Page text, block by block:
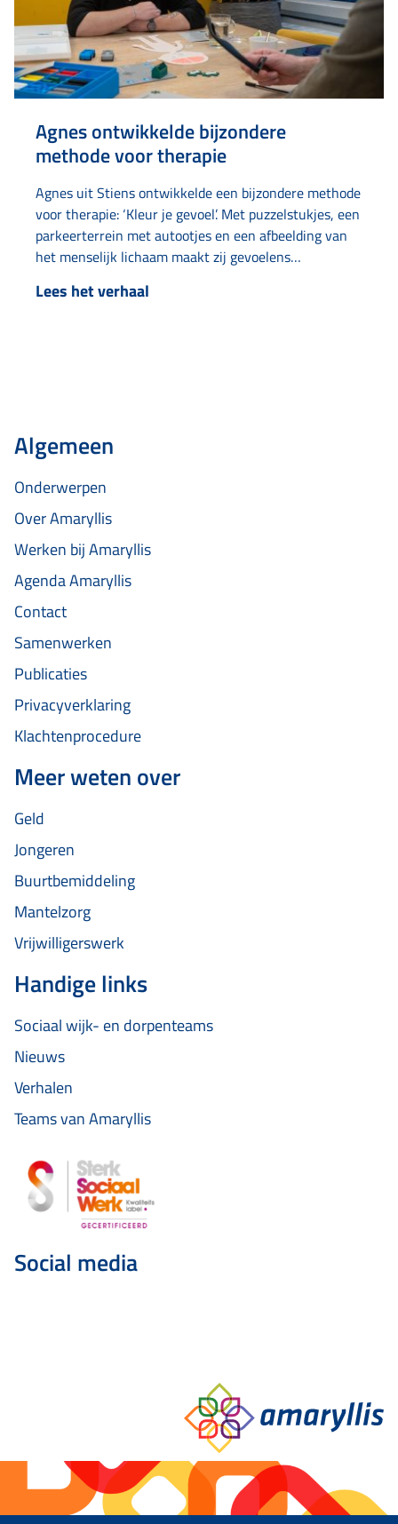
Agnes ontwikkelde bijzondere
methode voor therapie
Agnes uit Stiens ontwikkelde een bijzondere methode
voor therapie: ‘Kleur je gevoel’. Met puzzelstukjes, een
parkeerterrein met autootjes en een afbeelding van
het menselijk lichaam maakt zij gevoelens
zelf in therapie was en moeite had met abstracte
Lees het verhaal
Algemeen
Onderwerpen
Over Amaryllis
Werken bij Amaryllis
Agenda Amaryllis
Contact
Samenwerken
Publicaties
Privacyverklaring
Klachtenprocedure
Meer weten over
Geld
Jongeren
Buurtbemiddeling
Mantelzorg
Vrijwilligerswerk
Handige links
Sociaal wijk- en dorpenteams
Nieuws
Verhalen
Teams van Amaryllis
Social media